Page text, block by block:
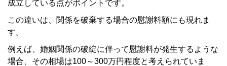
成立している点がポイントです。
この違いは、関係を破棄する場合の慰謝料額にも現れま
す。
例えば、婚姻関係の破綻に伴って慰謝料が発生するような
場合、その相場は100～300万円程度と考えられていま